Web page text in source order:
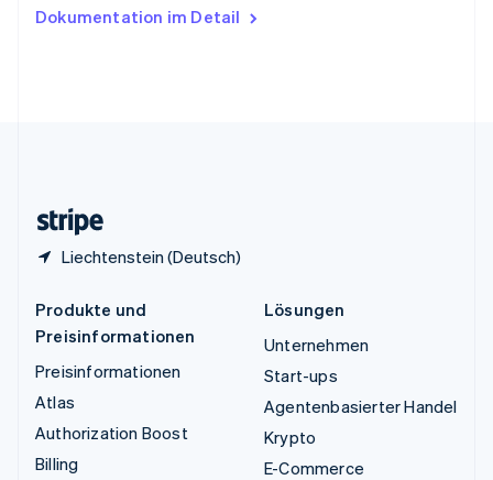
Dokumentation im Detail
Liechtenstein (Deutsch)
English
Produkte und
Preisinformationen
Preisinformationen
Atlas
Authorization Boost
Billing
Lösungen
Unternehmen
Start-ups
Agentenbasierter Handel
Krypto
E-Commerce